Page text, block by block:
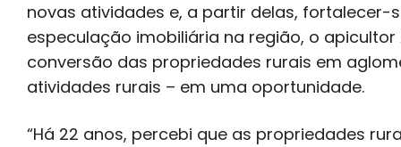
novas atividades e, a partir delas,
especulação imobiliária na região, o
conversão das propriedades rurais em
atividades rurais – em uma oportunidade.
“Há 22 anos, percebi que as propriedades